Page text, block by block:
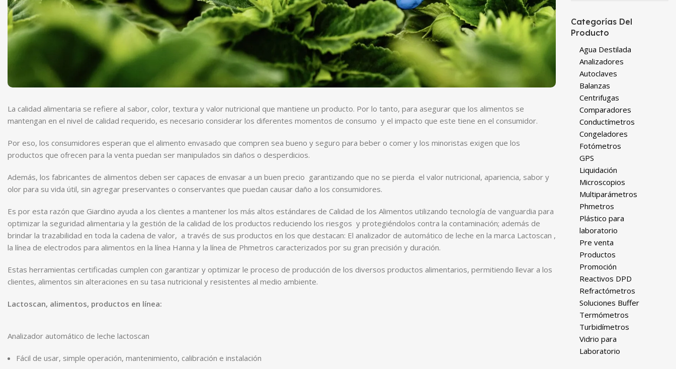
La calidad alimentaria se refiere al sabor, color, textura y valor nutricional que mantiene un producto. Por lo tanto, para asegurar que los alimentos se
mantengan en el nivel de calidad requerido, es necesario considerar los diferentes momentos de consumo y el impacto que este tiene en el consumidor.
Por eso, los consumidores esperan que el alimento envasado que compren sea bueno y seguro para beber o comer y los minoristas exigen que los
productos que ofrecen para la venta puedan ser manipulados sin daños o desperdicios.
Además, los fabricantes de alimentos deben ser capaces de envasar a un buen precio garantizando que no se pierda el valor nutricional, apariencia, sabor y
olor para su vida útil, sin agregar preservantes o conservantes que puedan causar daño a los consumidores.
Es por esta razón que Giardino ayuda a los clientes a mantener los más altos estándares de Calidad de los Alimentos utilizando tecnología de vanguardia para
optimizar la seguridad alimentaria y la gestión de la calidad de los productos reduciendo los riesgos y protegiéndolos contra la contaminación; además de
brindar la trazabilidad en toda la cadena de valor, a través de sus productos en los que destacan: El analizador de automático de leche en la marca Lactoscan ,
la línea de electrodos para alimentos en la línea Hanna y la línea de Phmetros caracterizados por su gran precisión y duración.
Estas herramientas certificadas cumplen con garantizar y optimizar le proceso de producción de los diversos productos alimentarios, permitiendo llevar a los
clientes, alimentos sin alteraciones en su tasa nutricional y resistentes al medio ambiente.
Lactoscan, alimentos, productos en línea:
Analizador automático de leche lactoscan
Fácil de usar, simple operación, mantenimiento, calibración e instalación
Categorías Del
Producto
Agua Destilada
Analizadores
Autoclaves
Balanzas
Centrifugas
Comparadores
Conductímetros
Congeladores
Fotómetros
GPS
Liquidación
Microscopios
Multiparámetros
Phmetros
Plástico para
laboratorio
Pre venta
Productos
Promoción
Reactivos DPD
Refractómetros
Soluciones Buffer
Termómetros
Turbidímetros
Vidrio para
Laboratorio